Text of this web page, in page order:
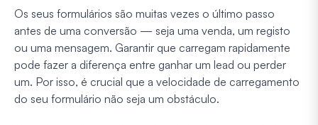
Os seus formulários são muitas vezes o último passo
antes de uma conversão — seja uma venda, um registo
ou uma mensagem. Garantir que carregam rapidamente
pode fazer a diferença entre ganhar um lead ou perder
um. Por isso, é crucial que a velocidade de carregamento
do seu formulário não seja um obstáculo.